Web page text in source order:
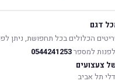
דגם
הכלולים בכל תחפושת, ניתן
למספר0544241253
צעצועים